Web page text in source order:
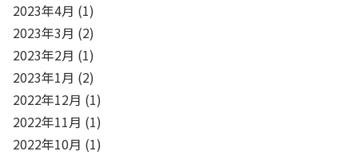
2023年4月 (1)
2023年3月 (2)
2023年2月 (1)
2023年1月 (2)
2022年12月 (1)
2022年11月 (1)
2022年10月 (1)